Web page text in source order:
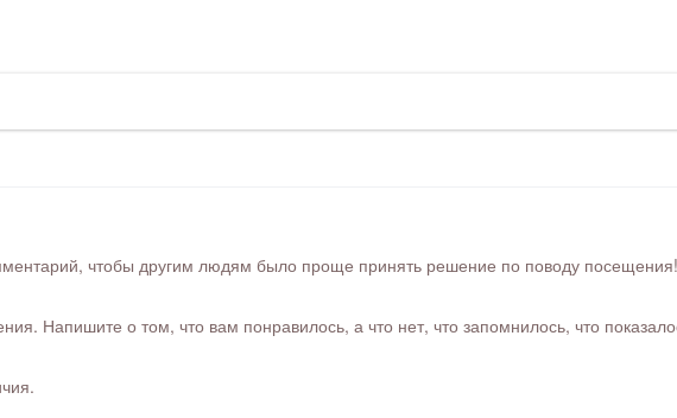
чтобы другим людям было проще принять решение по поводу посещения!
Напишите о том, что вам понравилось, а что нет, что запомнилось, что